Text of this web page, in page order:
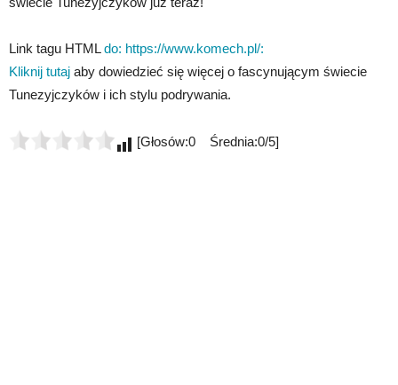
Link tagu HTMLdo: https://www.komech.pl/:
Kliknij tutaj aby dowiedzieć się więcej o fascynującym świecie
Tunezyjczyków i ich stylu podrywania.
[Głosów:0 Średnia:0/5]